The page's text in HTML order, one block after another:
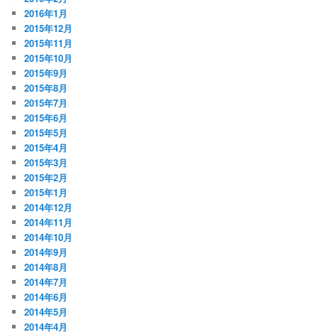
2016年1月
2015年12月
2015年11月
2015年10月
2015年9月
2015年8月
2015年7月
2015年6月
2015年5月
2015年4月
2015年3月
2015年2月
2015年1月
2014年12月
2014年11月
2014年10月
2014年9月
2014年8月
2014年7月
2014年6月
2014年5月
2014年4月